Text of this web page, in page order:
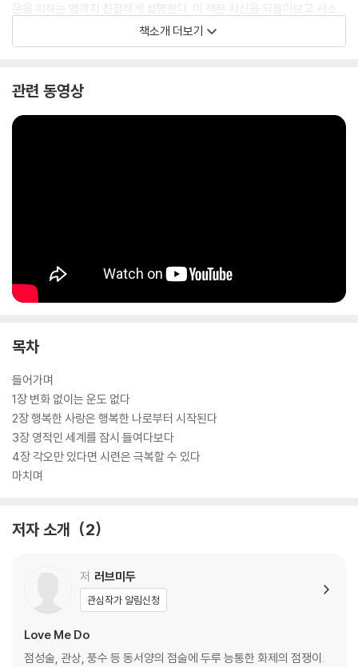
운을 피하는 법까지 친절하게 설명한다. 이 책은 자신을 되돌아보고 사소
한 것이라도 세심하게 관리하는 작은 변화가 모여 큰 운을 만들어 낸다는
것을 말한다. 이제 여러분의 운은 여러분이 결정할 수 있다.
책소개 더보기
관련 동영상
목차
들어가며
1장 변화 없이는 운도 없다
2장 행복한 사랑은 행복한 나로부터 시작된다
3장 영적인 세계를 잠시 들여다보다
4장 각오만 있다면 시련은 극복할 수 있다
마치며
저자 소개 2
저 러브미두
관심작가 알림신청
Love Me Do
점성술, 관상, 풍수 등 동서양의 점술에 두루 능통한 화제의 점쟁이.